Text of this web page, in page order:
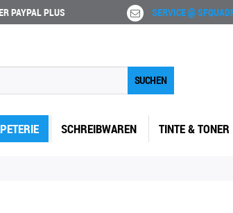
PAYPAL PLUS SERVICE @
SUCHEN
SCHREIBWAREN TINTE & TONER